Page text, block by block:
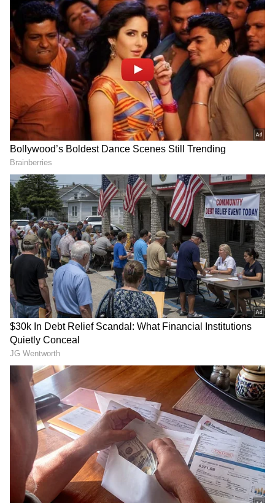
ಖಲಿಸ್ತಾನ ದಾಳಿಗೆ ಬೆದರಿದ ಪಂಜಾಬ್ ಸರ್ಕಾರ,
ಅಮೃತಪಾಲ್ ಸಿಂಗ್ ಆಪ್ತ ಜೈಲಿನಿಂದ ಬಿಡುಗಡೆ!
DOWNLOAD APP
ಕರ್ನಾಟಕ, ಭಾರತ (India News
) ಮತ್ತು ಜಗತ್ತಿನ
ಕ್ಷಣಕ್ಷಣದ ಕನ್ನಡ ಸುದ್ದಿ (Kannada News)
ಅಪ್ಡೇಟ್‌ಗಳಿಗಾಗಿ ಏಷ್ಯಾನೆಟ್ ಸುವರ್ಣ ನ್ಯೂಸ್‌ ಫಾಲೋ
ಮಾಡಿ. ಬ್ರೇಕಿಂಗ್ ಸುದ್ದಿ (Latest Kannada News),
ವಿಶೇಷ ವರದಿಗಳು ಮತ್ತು ನೇರ ಪ್ರಸಾರಗಳೊಂದಿಗೆ
(kannada news live) ಸಂಪೂರ್ಣ ಮಾಹಿತಿ ಒಂದೇ
ಕ್ಲಿಕ್‌ನಲ್ಲಿ ಲಭ್ಯ. ಏಷ್ಯಾನೆಟ್ ಸುವರ್ಣ ನ್ಯೂಸ್ ಅಧಿಕೃತ
ಆ್ಯಪ್ ಡೌನ್‌ಲೋಡ್ ಮಾಡಿ ಹಾಗು ಎಲ್ಲಾ ಅಪ್‌ಡೇಟ್
ಗಳನ್ನು ಪಡೆಯಿರಿ